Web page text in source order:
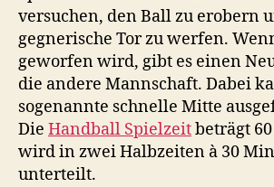
versuchen, den Ball zu erobern
gegnerische Tor zu werfen.
geworfen wird, gibt es einen
die andere Mannschaft. Dabei
sogenannte schnelle Mitte
Die Handball Spielzeitbeträgt
wird in zwei Halbzeiten à 30
unterteilt.